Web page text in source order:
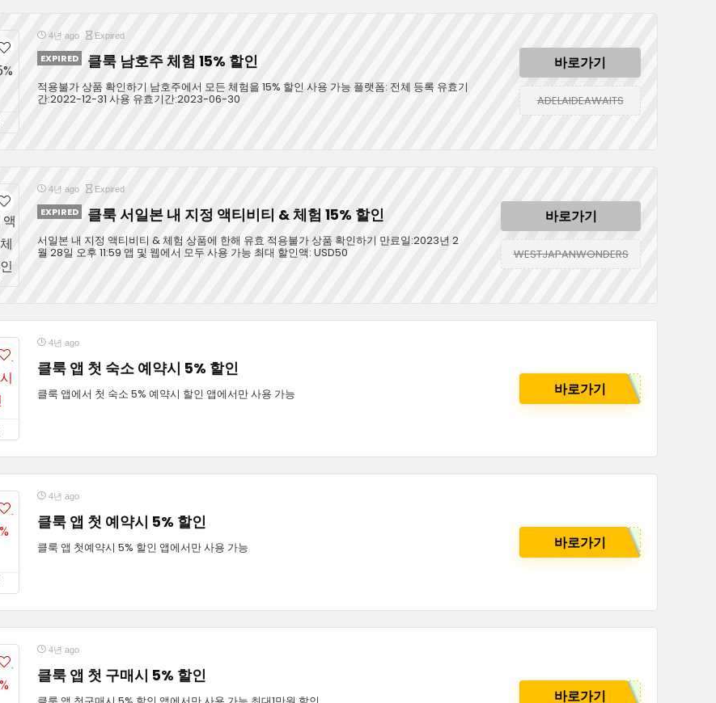
4년 ago Expired
EXPIRED 클룩 남호주 체험 15% 할인
적용불가 상품 확인하기 남호주에서 모든 체험을 15% 할인 사용 가능 플랫폼: 전체 등록 유효기
간:2022-12-31 사용 유효기간:2023-06-30
바로가기
ADELAIDEAWAITS
4년 ago Expired
EXPIRED 클룩 서일본 내 지정 액티비티 & 체험 15% 할인
서일본 내 지정 액티비티 & 체험 상품에 한해 유효 적용불가 상품 확인하기 만료일:2023년 2
월 28일 오후 11:59 앱 및 웹에서 모두 사용 가능 최대 할인액: USD50
바로가기
WESTJAPANWONDERS
4년 ago
클룩 앱 첫 숙소 예약시 5% 할인
클룩 앱에서 첫 숙소 5% 예약시 할인 앱에서만 사용 가능 바로가기
4년 ago
클룩 앱 첫 예약시 5% 할인
클룩 앱 첫예약시 5% 할인 앱에서만 사용 가능 바로가기
4년 ago
클룩 앱 첫 구매시 5% 할인
바로가기